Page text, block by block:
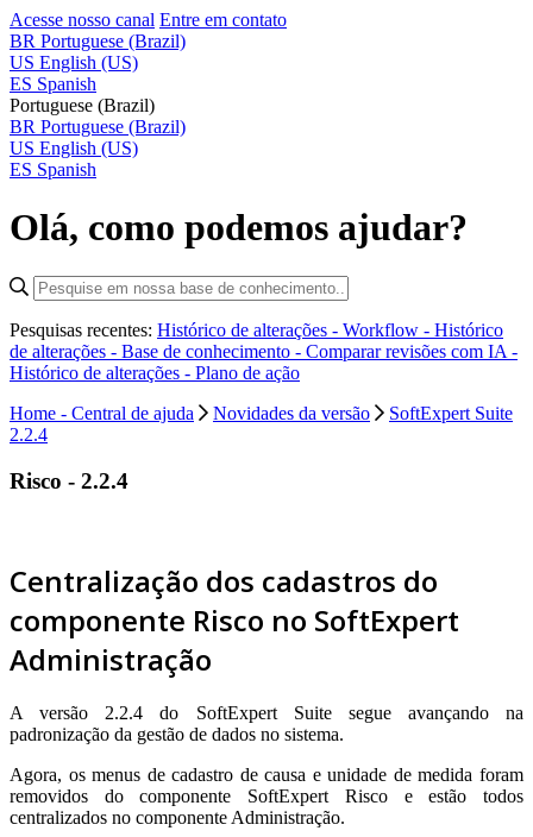
Acesse nosso canal Entre em contato
BR Portuguese (Brazil)
US English (US)
ES Spanish
Portuguese (Brazil)
BR Portuguese (Brazil)
US English (US)
ES Spanish
Olá, como podemos ajudar?
Pesquisas recentes: Histórico de alterações - Workflow - Histórico
de alterações - Base de conhecimento - Comparar revisões com IA -
Histórico de alterações - Plano de ação
Home - Central de ajuda
Novidades da versão
SoftExpert Suite
2.2.4
Risco - 2.2.4
Centralização dos cadastros do
componente Risco no SoftExpert
Administração
A versão 2.2.4 do SoftExpert Suite segue avançando na
padronização da gestão de dados no sistema.
Agora, os menus de cadastro de causa e unidade de medida foram
removidos do componente SoftExpert Risco e estão todos
centralizados no componente Administração.